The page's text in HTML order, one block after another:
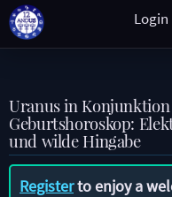
Login
Uranus in
Geburtshoroskop:
und wilde Hingabe
Registerto enjoy a